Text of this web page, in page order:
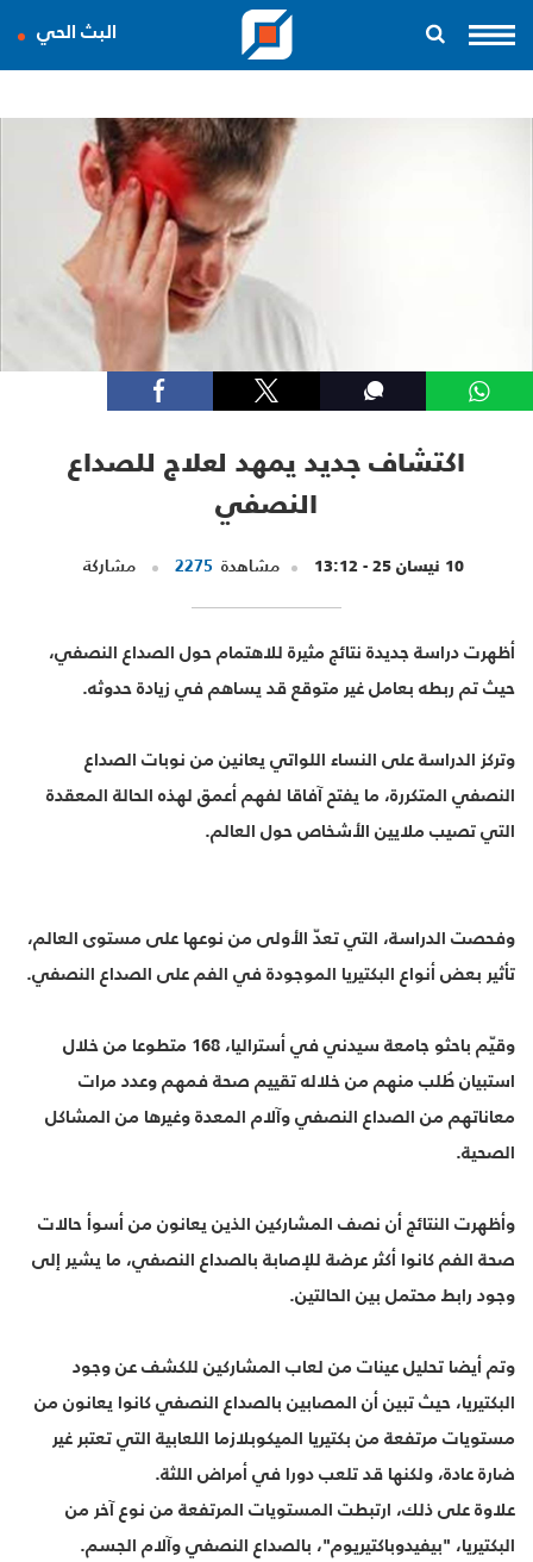
البث الحي
اكتشاف جديد يمهد لعلاج للصداع
النصفي
10 نيسان 25 - 13:12 مشاهدة 2275 مشاركة
أظهرت دراسة جديدة نتائج مثيرة للاهتمام حول الصداع النصفي،
حيث تم ربطه بعامل غير متوقع قد يساهم في زيادة حدوثه.
وتركز الدراسة على النساء اللواتي يعانين من نوبات الصداع
النصفي المتكررة، ما يفتح آفاقا لفهم أعمق لهذه الحالة المعقدة
التي تصيب ملايين الأشخاص حول العالم.
وفحصت الدراسة، التي تعدّ الأولى من نوعها على مستوى العالم،
تأثير بعض أنواع البكتيريا الموجودة في الفم على الصداع النصفي.
وقيّم باحثو جامعة سيدني في أستراليا، 168 متطوعا من خلال
استبيان طُلب منهم من خلاله تقييم صحة فمهم وعدد مرات
معاناتهم من الصداع النصفي وآلام المعدة وغيرها من المشاكل
الصحية.
وأظهرت النتائج أن نصف المشاركين الذين يعانون من أسوأ حالات
صحة الفم كانوا أكثر عرضة للإصابة بالصداع النصفي، ما يشير إلى
وجود رابط محتمل بين الحالتين.
وتم أيضا تحليل عينات من لعاب المشاركين للكشف عن وجود
البكتيريا، حيث تبين أن المصابين بالصداع النصفي كانوا يعانون من
مستويات مرتفعة من بكتيريا الميكوبلازما اللعابية التي تعتبر غير
ضارة عادة، ولكنها قد تلعب دورا في أمراض اللثة.
علاوة على ذلك، ارتبطت المستويات المرتفعة من نوع آخر من
البكتيريا، "بيفيدوباكتيريوم"، بالصداع النصفي وآلام الجسم.